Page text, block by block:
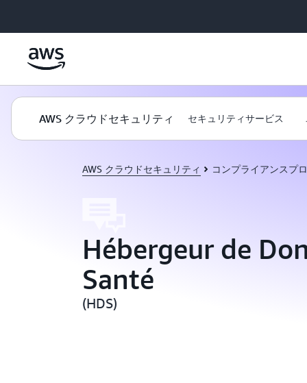
AWS クラウドセキュリティ セキュリティサービス
AWS クラウドセキュリティ コンプライアンスプ
Hébergeur de
Santé
(HDS)